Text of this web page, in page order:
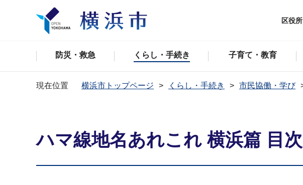
区役所
防災・救急 くらし・手続き 子育て・教育
現在位置 横浜市トップページ くらし・手続き 市民協働・学び
ハマ線地名あれこれ 横浜篇 目次